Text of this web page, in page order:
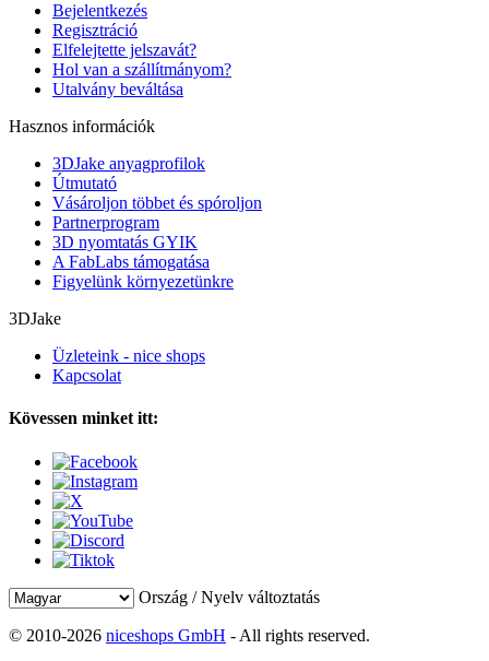
Bejelentkezés
Regisztráció
Elfelejtette jelszavát?
Hol van a szállítmányom?
Utalvány beváltása
Hasznos információk
3DJake anyagprofilok
Útmutató
Vásároljon többet és spóroljon
Partnerprogram
3D nyomtatás GYIK
A FabLabs támogatása
Figyelünk környezetünkre
3DJake
Üzleteink - nice shops
Kapcsolat
Kövessen minket itt:
Ország / Nyelv változtatás
© 2010-2026 niceshops GmbH - All rights reserved.